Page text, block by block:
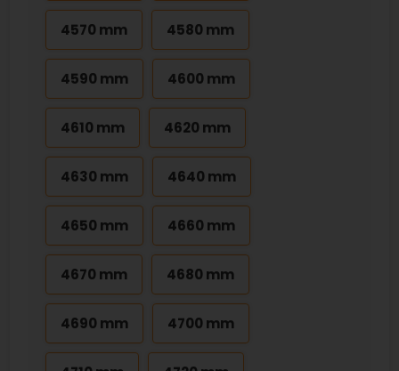
4570 mm 4580 mm
4590 mm 4600 mm
4610 mm 4620 mm
4630 mm 4640 mm
4650 mm 4660 mm
4670 mm 4680 mm
4690 mm 4700 mm